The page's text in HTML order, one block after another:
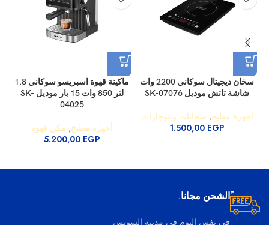
سخان ديجيتال سوكاني 2200 وات
شاشة تاتش موديل SK-07076
أجهزة مطبخ, سخانات وبتوجازات
1.500,00 EGP
ماكينة قهوة اسبريسو سوكاني 1.8
لتر 850 وات 15 بار موديل SK-
04025
أجهزة مطبخ, مكن قهوة
5.200,00 EGP
ًالشحن مجانا.
في نفس اليوم في مدينة السويس